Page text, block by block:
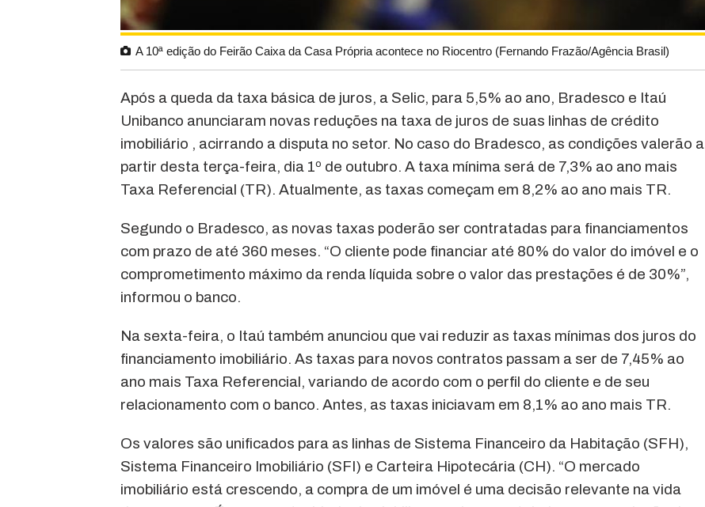
A 10ª edição do Feirão Caixa da Casa Própria acontece no Riocentro (Fernando Frazão/Agência Brasil)
Após a queda da taxa básica de juros, a Selic, para 5,5% ao ano, Bradesco e Itaú
Unibanco anunciaram novas reduções na taxa de juros de suas linhas de crédito
imobiliário , acirrando a disputa no setor. No caso do Bradesco, as condições valerão a
partir desta terça-feira, dia 1º de outubro. A taxa mínima será de 7,3% ao ano mais
Taxa Referencial (TR). Atualmente, as taxas começam em 8,2% ao ano mais TR.
Segundo o Bradesco, as novas taxas poderão ser contratadas para financiamentos
com prazo de até 360 meses. “O cliente pode financiar até 80% do valor do imóvel e o
comprometimento máximo da renda líquida sobre o valor das prestações é de 30%”,
informou o banco.
Na sexta-feira, o Itaú também anunciou que vai reduzir as taxas mínimas dos juros do
financiamento imobiliário. As taxas para novos contratos passam a ser de 7,45% ao
ano mais Taxa Referencial, variando de acordo com o perfil do cliente e de seu
relacionamento com o banco. Antes, as taxas iniciavam em 8,1% ao ano mais TR.
Os valores são unificados para as linhas de Sistema Financeiro da Habitação (SFH),
Sistema Financeiro Imobiliário (SFI) e Carteira Hipotecária (CH). “O mercado
imobiliário está crescendo, a compra de um imóvel é uma decisão relevante na vida